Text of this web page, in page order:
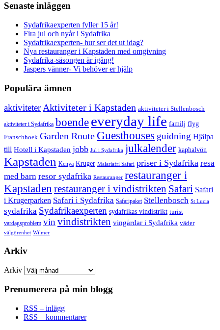
Senaste inläggen
Sydafrikaexperten fyller 15 år!
Fira jul och nyår i Sydafrika
Sydafrikaexperten- hur ser det ut idag?
Nya restauranger i Kapstaden med omgivning
Sydafrika-säsongen är igång!
Jaspers vänner- Vi behöver er hjälp
Populära ämnen
aktiviteterAktiviteter i Kapstaden aktiviteter i Stellenbosch
aktiviteter i Sydafrika boende everyday life familj flyg
Franschhoek Garden Route Guesthouses guidning Hjälpa
till Hotell i Kapstaden jobb Jul i Sydafrika julkalender kaphalvön
Kapstaden Kenya Kruger Malariafri Safari priser i Sydafrika resa
med barn resor sydafrika Restauranger restauranger i
Kapstaden restauranger i vindistrikten Safari Safari
i Krugerparken Safari i Sydafrika Safaripaket Stellenbosch St Lucia
sydafrika Sydafrikaexperten sydafrikas vindistrikt turist
vardagsproblem vinvindistrikten vingårdar i Sydafrika väder
välgörenhet Wilmer
Arkiv
Arkiv
Prenumerera på min blogg
RSS – inlägg
RSS – kommentarer